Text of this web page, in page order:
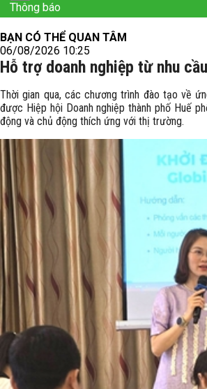
Thông báo
BẠN CÓ THỂ QUAN TÂM
06/08/2026 10:25
Hỗ trợ doanh nghiệp từ nhu
Thời gian qua, các chương trình đào tạo về
được Hiệp hội Doanh nghiệp thành phố Huế
động và chủ động thích ứng với thị trường.